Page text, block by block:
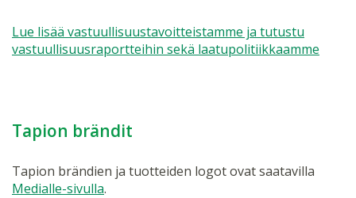
Lue lisää vastuullisuustavoitteistamme ja tutustu
vastuullisuusraportteihin sekä laatupolitiikkaamme
Tapion brändit
Tapion brändien ja tuotteiden logot ovat saatavilla
Medialle-sivulla.